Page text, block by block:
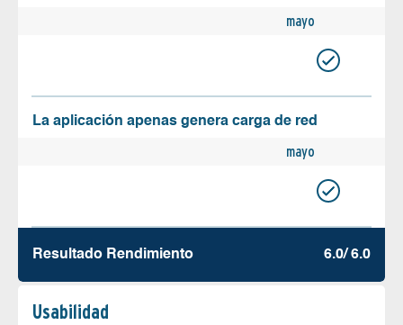
mayo
La aplicación apenas genera carga de red
mayo
Resultado Rendimiento 6.0/ 6.0
Usabilidad